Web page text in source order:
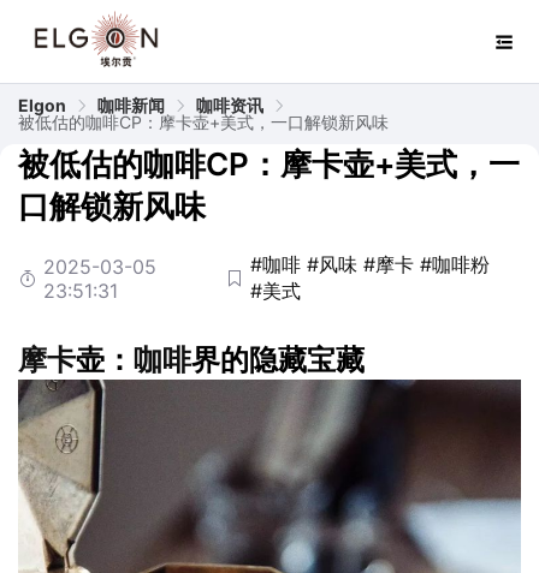
Elgon 咖啡新闻
咖啡资讯
被低估的咖啡CP：摩卡壶+美式，一口解锁新风味
被低估的咖啡CP：摩卡壶+美式，一
口解锁新风味
2025-03-05
23:51:31
#咖啡 #风味 #摩卡 #咖啡粉
#美式
摩卡壶： 咖啡界的隐藏宝藏